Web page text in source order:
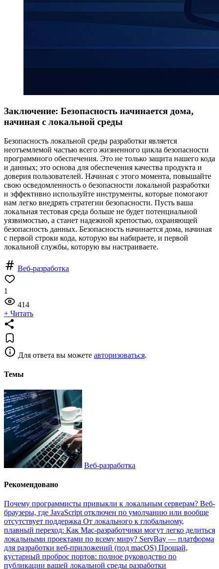
Заключение: Безопасность начинается дома,
начиная с локальной среды
Безопасность локальной среды разработки является
неотъемлемой частью всего жизненного цикла безопасности
программного обеспечения. Это не только защита нашего кода
и данных; это основа для обеспечения качества продукта и
доверия пользователей. Начиная с этого момента, повышайте
свою осведомленность о безопасности локальной разработки
и эффективно используйте инструменты, которые помогают
нам легко внедрять стратегии безопасности. Пусть ваша
локальная тестовая среда больше не будет потенциальной
уязвимостью, а станет надежной крепостью, охраняющей
безопасность данных. Безопасность начинается дома, начиная
с первой строки кода, которую вы набираете, и первой
локальной службы, которую вы настраиваете.
Веб-разработка
1
414
+ Читать
Для ответа вы можете авторизоваться.
Темы
Веб-разработка
Рекомендовано
Почему программисты привыкли к локальным серверам? Веб-
браузеры, где JavaScript отключен по умолчанию или вообще
отсутствует поддержка От локального к глобальному,
плавный переход: Как Mac-разработчики могут легко делиться
локальными проектами по всему миру? ServBay — платформа
для разработки веб-приложений (под macOS) Прощай,
кустарный проброс портов: полное руководство по
публикации вашей локальной среды разработки